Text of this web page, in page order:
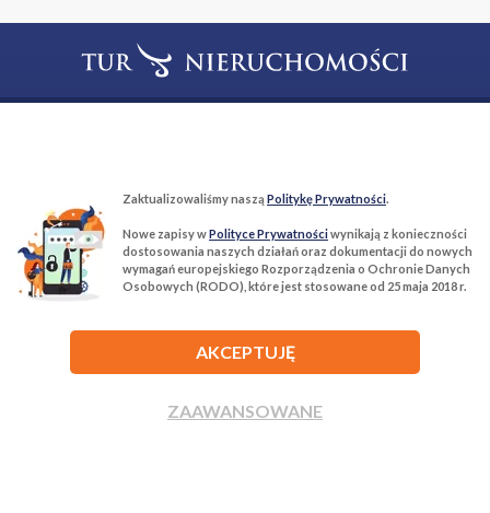
03−134 Warszawa, ul. Książkowa 10/4u
ROZWIŃ
Agencja nieruchomości Tur Nieruchomości © 2026 Wszelkie prawa
zastrzeżone.
Zaktualizowaliśmy naszą Politykę Prywatności.
Nowe zapisy wPolityce Prywatnościwynikają z konieczności
dostosowania naszych działań oraz dokumentacji do nowych
wymagań europejskiego Rozporządzenia o Ochronie Danych
Osobowych (RODO), które jest stosowane od 25 maja 2018 r.
AKCEPTUJĘ
ZAAWANSOWANE